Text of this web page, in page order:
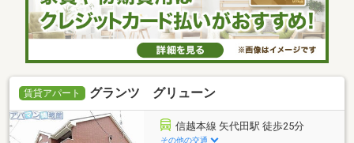
賃貸アパート グランツ グリューン
信越本線 矢代田駅 徒歩25分
その他の交通